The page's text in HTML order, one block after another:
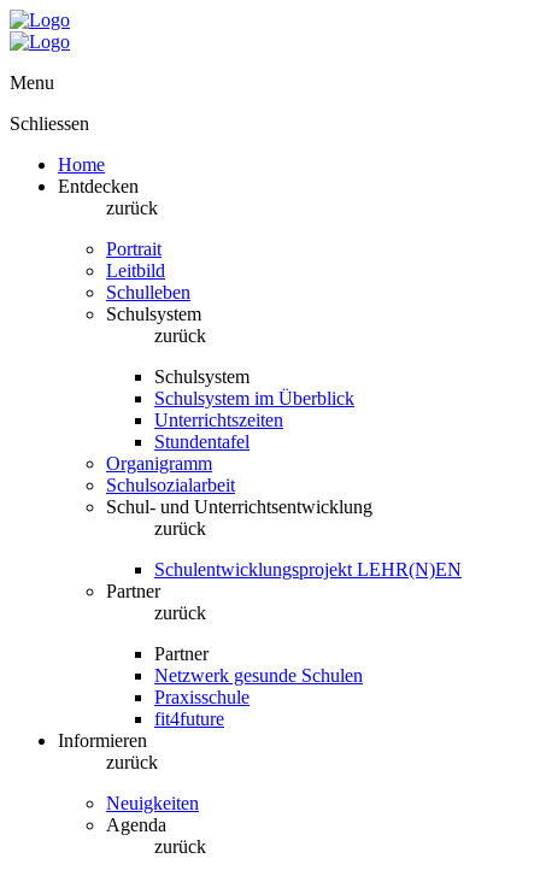
Menu
Schliessen
Home
Entdecken
zurück
Portrait
Leitbild
Schulleben
Schulsystem
zurück
Schulsystem
Schulsystem im Überblick
Unterrichtszeiten
Stundentafel
Organigramm
Schulsozialarbeit
Schul- und Unterrichtsentwicklung
zurück
Schulentwicklungsprojekt LEHR(N)EN
Partner
zurück
Partner
Netzwerk gesunde Schulen
Praxisschule
fit4future
Informieren
zurück
Neuigkeiten
Agenda
zurück